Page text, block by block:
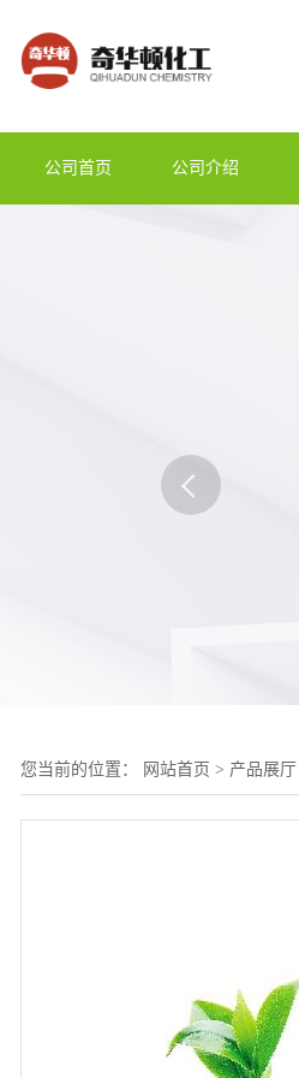
公司首页 公司介绍
您当前的位置： 网站首页 > 产品展厅